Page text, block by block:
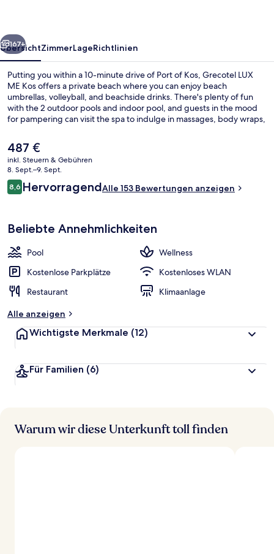
Weiter
167+
ÜbersichtZimmerLageRichtlinien
Putting you within a 10-minute drive of Port of Kos, Grecotel LUX
ME Kos offers a private beach where you can enjoy beach
umbrellas, volleyball, and beachside drinks. There's plenty of fun
with the 2 outdoor pools and indoor pool, and guests in the mood
for pampering can visit the spa to indulge in massages, body wraps,
offers pool views and serves breakfast, lunch, and dinner. Other
highlights at this luxurious hotel include a lazy river, a free kid's club,
and a poolside bar.
Der
aktuelle
Preis
beträgt
487 €.
487 €
inkl. Steuern & Gebühren
8. Sept.–9. Sept.
Bewertungen
8,68,6 von 10.
HervorragendAlle 153 Bewertungen anzeigen
Beliebte Annehmlichkeiten
Pool
Wellness
Kostenlose Parkplätze
Kostenloses WLAN
Restaurant
Klimaanlage
Alle anzeigen
Wichtigste Merkmale (12)
Für Familien (6)
Warum wir diese Unterkunft toll finden